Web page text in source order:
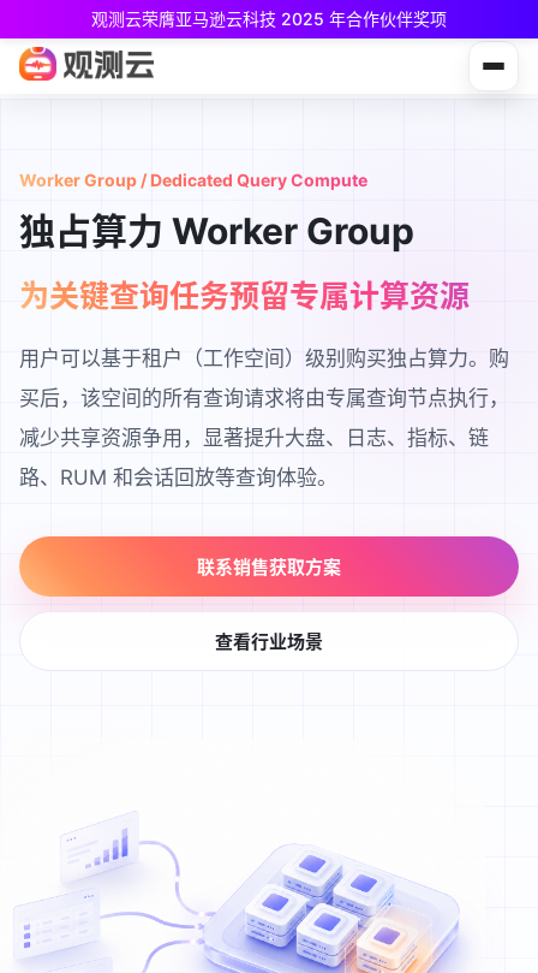
观测云荣膺亚马逊云科技 2025 年合作伙伴奖项
专为中小团队与个人开发者设计，立享强大可观测能力
Worker Group / Dedicated Query Compute
独占算力 Worker Group
为关键查询任务预留专属计算资源
用户可以基于租户（工作空间）级别购买独占算力。购
买后，该空间的所有查询请求将由专属查询节点执行，
减少共享资源争用，显著提升大盘、日志、指标、链
路、RUM 和会话回放等查询体验。
联系销售获取方案
查看行业场景